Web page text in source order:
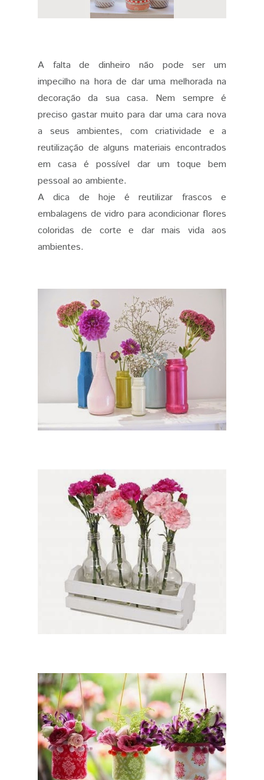
A falta de dinheiro não pode ser um
impecilho na hora de dar uma melhorada na
decoração da sua casa. Nem sempre é
preciso gastar muito para dar uma cara nova
a seus ambientes, com criatividade e a
reutilização de alguns materiais encontrados
em casa é possível dar um toque bem
pessoal ao ambiente.
A dica de hoje é reutilizar frascos e
embalagens de vidro para acondicionar flores
coloridas de corte e dar mais vida aos
ambientes.